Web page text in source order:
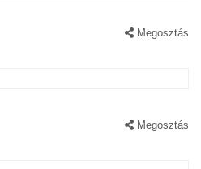
Megosztás
Megosztás